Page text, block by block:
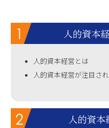
人的資本
人的資本経営とは
人的資本経営が注目さ
人的資